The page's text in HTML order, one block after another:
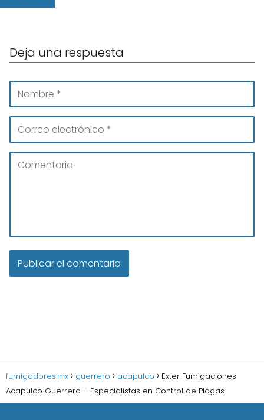
Deja una respuesta
fumigadores.mx guerrero acapulco
Exter Fumigaciones
Acapulco Guerrero – Especialistas en Control de Plagas